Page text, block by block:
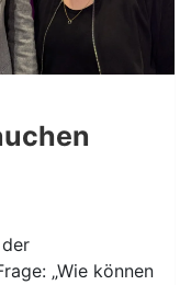
„Wie können